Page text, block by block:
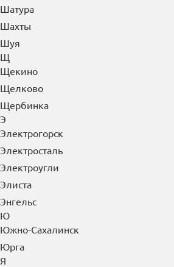
Шатура
Шахты
Шуя
Щ
Щекино
Щелково
Щербинка
Э
Электрогорск
Электросталь
Электроугли
Элиста
Энгельс
Ю
Южно-Сахалинск
Юрга
Я